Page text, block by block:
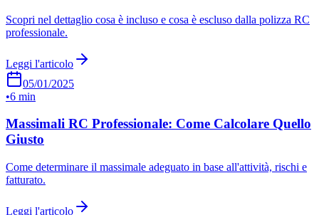
Scopri nel dettaglio cosa è incluso e cosa è escluso dalla polizza RC
professionale.
Leggi l'articolo
05/01/2025
•6 min
Massimali RC Professionale: Come Calcolare Quello
Giusto
Come determinare il massimale adeguato in base all'attività, rischi e
fatturato.
Leggi l'articolo